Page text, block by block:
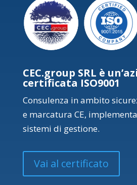
CEC.group SRL è
certificata ISO9001
Consulenza in ambito
e marcatura CE,
sistemi di gestione.
Vai al certificato